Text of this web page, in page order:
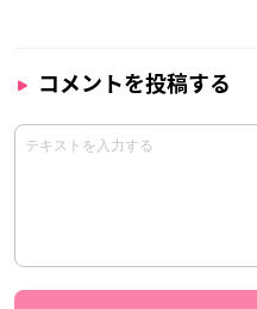
コメントを投稿する